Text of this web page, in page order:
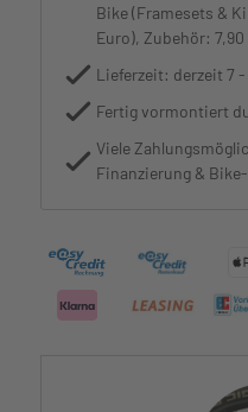
Bike (Framesets &
Euro), Zubehör: 7,90
Lieferzeit: derzeit 7 -
Fertig vormontiert
Viele
Finanzierung &